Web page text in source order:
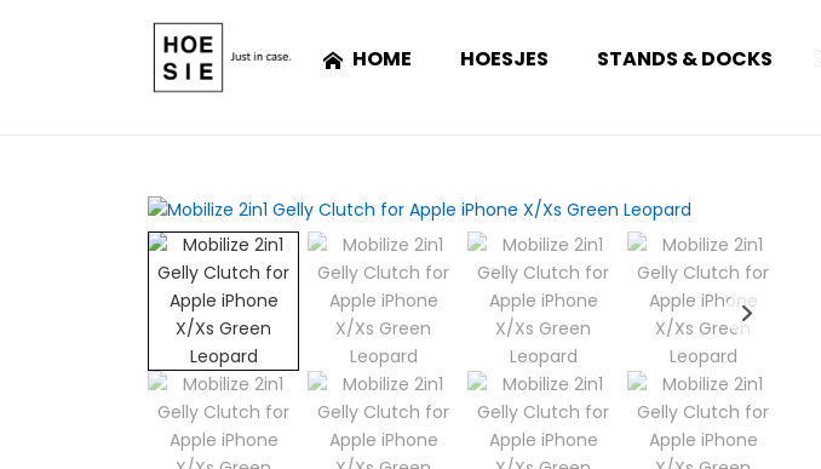
HOME HOESJES STANDS & DOCKS